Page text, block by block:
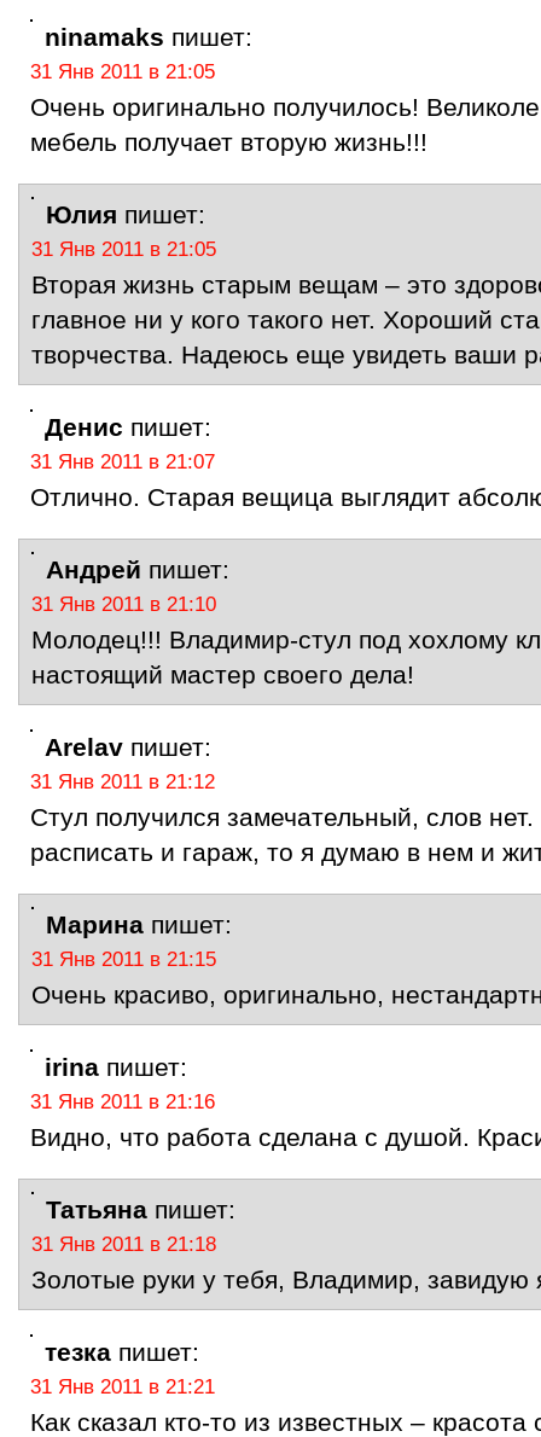
ninamaks пишет:
31 Янв 2011 в 21:05
Очень оригинально получилось!
мебель получает вторую жизнь!!!
Юлия пишет:
31 Янв 2011 в 21:05
Вторая жизнь старым вещам – это
главное ни у кого такого нет. Хороший
творчества. Надеюсь еще увидеть ваши
Денис пишет:
31 Янв 2011 в 21:07
Отлично. Старая вещица выглядит
Андрей пишет:
31 Янв 2011 в 21:10
Молодец!!! Владимир-стул под хохлому
настоящий мастер своего дела!
Arelav пишет:
31 Янв 2011 в 21:12
Стул получился замечательный, слов
расписать и гараж, то я думаю в нем и
Марина пишет:
31 Янв 2011 в 21:15
Очень красиво, оригинально,
irina пишет:
31 Янв 2011 в 21:16
Видно, что работа сделана с душой.
Татьяна пишет:
31 Янв 2011 в 21:18
Золотые руки у тебя, Владимир, завидую
тезка пишет:
31 Янв 2011 в 21:21
Как сказал кто-то из известных –